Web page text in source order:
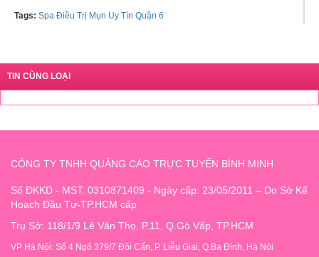
Tags: Spa Điều Trị Mụn Uy Tín Quận 6
TIN CÙNG LOẠI
CÔNG TY TNHH QUẢNG CÁO TRỰC TUYẾN BÌNH MINH
Số ĐKKD - MST: 0310871409 - Ngày cấp: 23/05/2011 – Do Sở Kế
Hoạch Đầu Tư-TP.HCM cấp
Trụ Sở: 118/1/9 Lê Văn Thọ, P.11, Q.Gò Vấp, TP.HCM
VP Hà Nội: Số 4 Ngõ 379/7 Đội Cấn, P. Liễu Giai, Q.Ba Đình, Hà Nội